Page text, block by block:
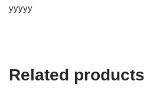
yyyyy
Related products